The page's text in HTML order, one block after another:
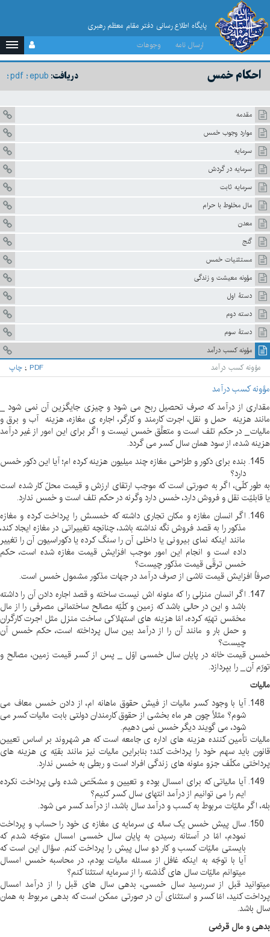
پایگاه اطلاع رسانی دفتر مقام معظم رهبری
ارسال نامه
وجوهات
دریافت: epub
pdf احکام خمس
مقدمه
موارد وجوب خمس
سرمايه
سرمایه در گردش
سرمایه ثابت
مال مخلوط با حرام
معدن
گنج
مستثنيات خمس
مؤونه معیشت و زندگی
دستۀ اول
دسته دوم
دستۀ سوم
مؤونه کسب درآمد
مؤونه کسب درآمد چاپ ; PDF
مؤونه کسب درآمد
مقداری از درآمد که صرف تحصیل ربح می شود و چیزی جایگزین آن نمی شود _
مانند هزینه حمل و نقل، اجرت کارمند و کارگر، اجاره ی مغازه، هزینه آب و برق و
مالیات _ در حکم تلف است و متعلَّق خمس نیست و اگر برای این امور از غیر درآمد
هزینه شده، از سود همان سال کسر می گردد.
بنده برای دکور و طرّاحی مغازه چند میلیون هزینه کرده ام؛ آیا این دکور خمس
دارد؟
به طور کلّی، اگر به صورتی است که موجب ارتقای ارزش و قیمت محلّ کار شده است
یا قابلیّت نقل و فروش دارد، خمس دارد وگرنه در حکم تلف است و خمس ندارد.
اگر انسان مغازه و مکان تجاری داشته که خمسش را پرداخت کرده و مغازه
مذکور را به قصد فروش نگه نداشته باشد، چنانچه تغییراتی در مغازه ایجاد کند،
مانند اینکه نمای بیرونی یا داخلی آن را سنگ کرده یا دکوراسیون آن را تغییر
داده است و انجام این امور موجب افزایش قیمت مغازه شده است، حکم
خمس ترقّی قیمت مذکور چیست؟
صرفاً افزایش قیمت ناشی از صرف درآمد در جهات مذکور مشمول خمس است.
اگر انسان منزلی را که مئونه اش نیست ساخته و قصد اجاره دادن آن را داشته
باشد و این در حالی باشد که زمین و کلّیّه مصالح ساختمانی مصرفی را از مال
مخمّس تهیّه کرده، امّا هزینه های استهلاکی ساخت منزل مثل اجرت کارگران
و حمل بار و مانند آن را از درآمد بین سال پرداخته است، حکم خمس آن
چیست؟
خمس قیمت خانه در پایان سال خمسی اوّل _ پس از کسر قیمت زمین، مصالح و
تورّم آن _ را بپردازد.
مالیات
آیا با وجود کسر مالیات از فیش حقوق ماهانه ام، از دادن خمس معاف می
شوم؟ مثلاً چون هر ماه بخشی از حقوق کارمندان دولتی بابت مالیات کسر می
شود، می گویند دیگر خمس نمی دهیم.
مالیات تأمین کننده هزینه های اداره ی جامعه است که هر شهروند بر اساس تعیین
قانون باید سهم خود را پرداخت کند؛ بنابراین مالیات نیز مانند بقیّه ی هزینه های
پرداختی مکلّف جزو مئونه های زندگی افراد است و ربطی به خمس ندارد.
آیا مالیاتی که برای امسال بوده و تعیین و مشخّص شده ولی پرداخت نکرده
ایم را می توانیم از درآمد انتهای سال کسر کنیم؟
بله، اگر مالیّات مربوط به کسب و درآمد سال باشد، از درآمد کسر می شود.
سال پیش خمس یک ساله ی سرمایه ی مغازه ی خود را حساب و پرداخت
نمودم، امّا در آستانه رسیدن به پایان سال خمسی امسال متوجّه شدم که
بایستی مالیّات کسب و کار دو سال پیش را پرداخت کنم. سؤال این است که
آیا با توجّه به اینکه غافل از مسئله مالیات بودم، در محاسبه خمس امسال
میتوانم مالیّات سال های گذشته را از سرمایه استثنا کنم؟
میتوانید قبل از سررسید سال خمسی، بدهی سال های قبل را از درآمد امسال
پرداخت کنید، امّا کسر و استثنای آن در صورتی ممکن است که بدهی مربوط به همان
سال باشد.
بدهی و مال قرضی